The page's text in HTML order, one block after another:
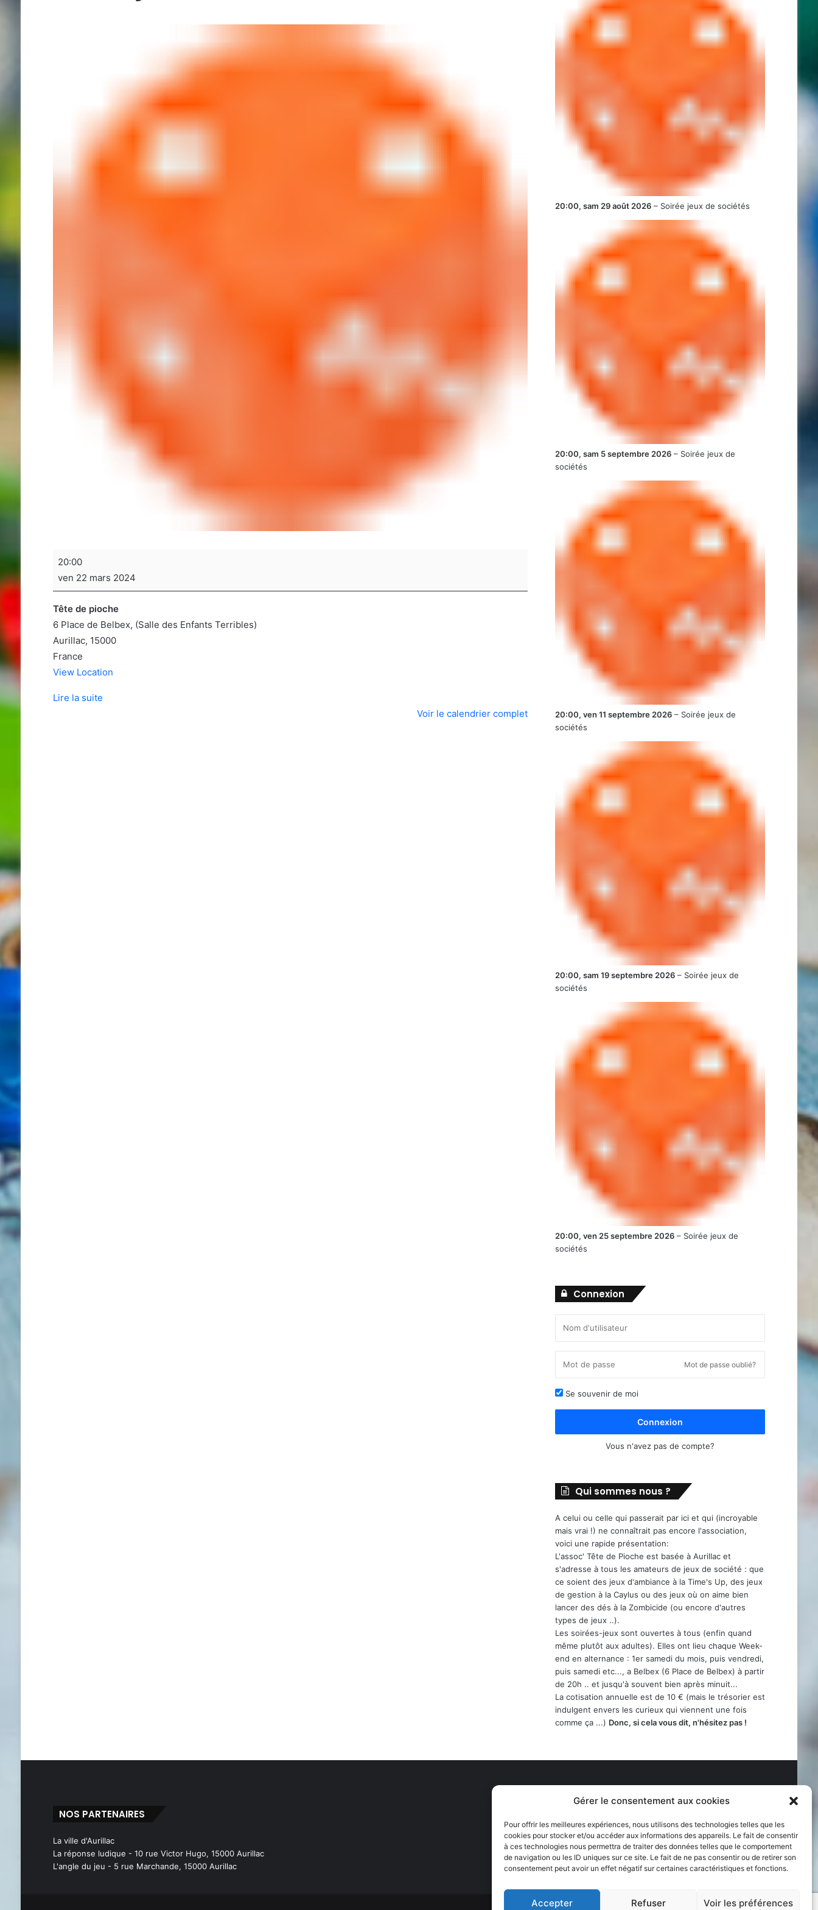
Gérer le consentement aux cookies
Pour offrir les meilleures expériences, nous utilisons des technologies telles que les
cookies pour stocker et/ou accéder aux informations des appareils. Le fait de consentir
à ces technologies nous permettra de traiter des données telles que le comportement
de navigation ou les ID uniques sur ce site. Le fait de ne pas consentir ou de retirer son
consentement peut avoir un effet négatif sur certaines caractéristiques et fonctions.
Accepter Refuser Voir les préférences
Soirée
de
sociétés
20:00
ven 22 mars 2024
Tête de pioche
6 Place de Belbex (Salle des Enfants Terribles)
Aurillac, 15000
France
View Location
Lire la suite
Voir le calendrier complet
20:00, sam 29 août 2026 – Soirée jeux de sociétés
20:00, sam 5 septembre 2026 – Soirée jeux de
sociétés
20:00, ven 11 septembre 2026 – Soirée jeux de
sociétés
20:00, sam 19 septembre 2026 – Soirée jeux de
sociétés
20:00, ven 25 septembre 2026 – Soirée jeux de
sociétés
Connexion
Mot de passe oublié?
Se souvenir de moi
Connexion
Vous n'avez pas de compte?
Qui sommes nous ?
A celui ou celle qui passerait par ici et qui (incroyable
mais vrai !) ne connaîtrait pas encore l'association,
voici une rapide présentation:
L'assoc' Tête de Pioche est basée à Aurillac et
s'adresse à tous les amateurs de jeux de société : que
ce soient des jeux d'ambiance à la Time's Up, des jeux
de gestion à la Caylus ou des jeux où on aime bien
lancer des dés à la Zombicide (ou encore d'autres
types de jeux ..).
Les soirées-jeux sont ouvertes à tous (enfin quand
même plutôt aux adultes). Elles ont lieu chaque Week-
end en alternance : 1er samedi du mois, puis vendredi,
puis samedi etc..., a Belbex (6 Place de Belbex) à partir
de 20h .. et jusqu'à souvent bien après minuit...
La cotisation annuelle est de 10 € (mais le trésorier est
indulgent envers les curieux qui viennent une fois
comme ça ...) Donc, si cela vous dit, n'hésitez pas !
NOS PARTENAIRES
La ville d'Aurillac
La réponse ludique - 10 rue Victor Hugo, 15000 Aurillac
L'angle du jeu - 5 rue Marchande, 15000 Aurillac